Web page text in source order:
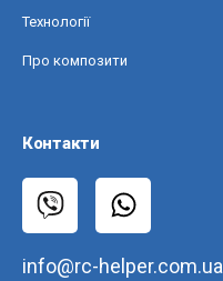
Технології
Про композити
Контакти
info@rc-helper.com.ua